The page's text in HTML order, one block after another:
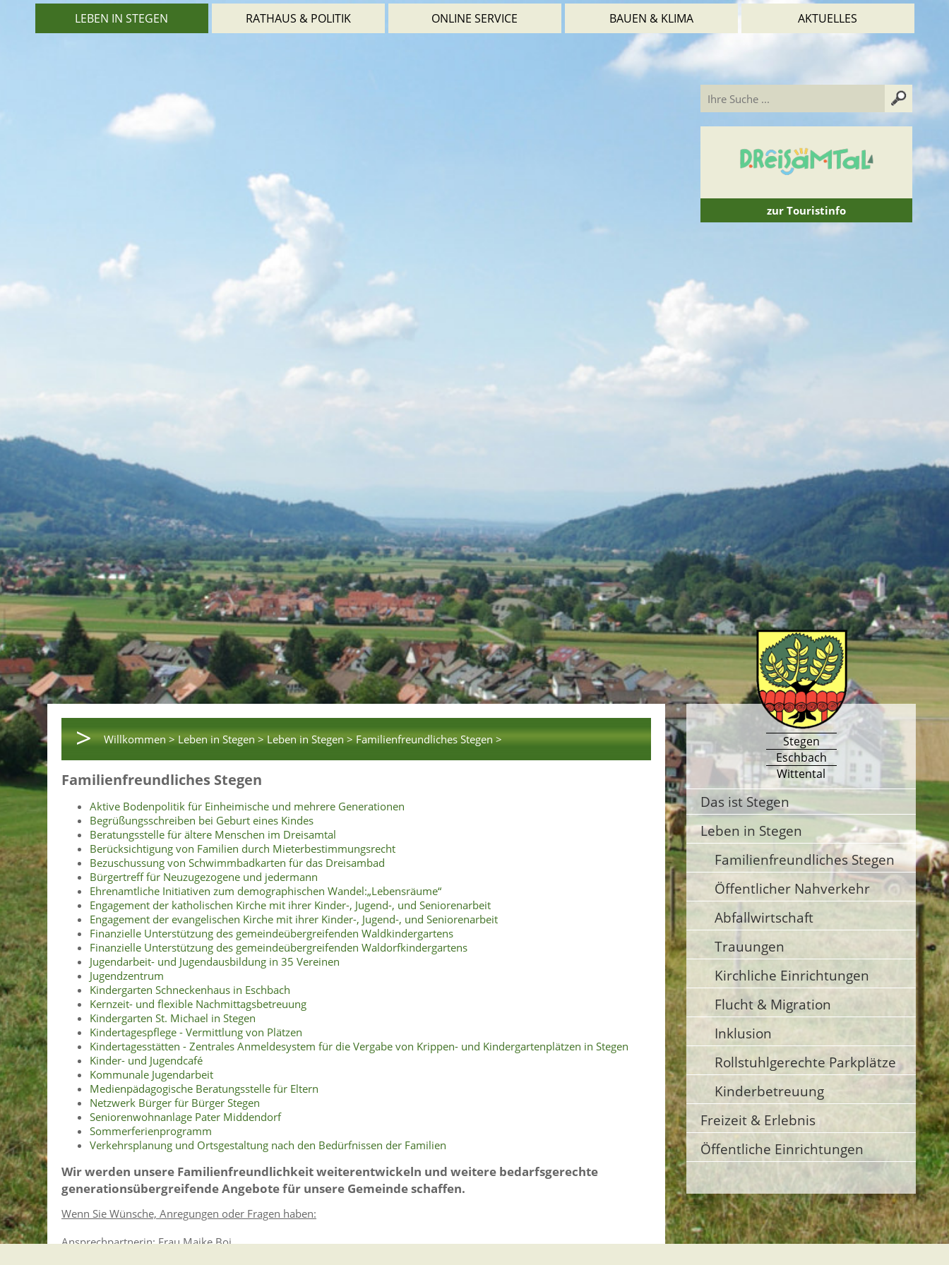
LEBEN IN STEGEN RATHAUS & POLITIK ONLINE SERVICE BAUEN & KLIMA AKTUELLES
zur Touristinfo
> Willkommen > Leben in Stegen > Leben in Stegen > Familienfreundliches Stegen >
Familienfreundliches Stegen
Aktive Bodenpolitik für Einheimische und mehrere Generationen
Begrüßungsschreiben bei Geburt eines Kindes
Beratungsstelle für ältere Menschen im Dreisamtal
Berücksichtigung von Familien durch Mieterbestimmungsrecht
Bezuschussung von Schwimmbadkarten für das Dreisambad
Bürgertreff für Neuzugezogene und jedermann
Ehrenamtliche Initiativen zum demographischen Wandel:„Lebensräume“
Engagement der katholischen Kirche mit ihrer Kinder-, Jugend-, und Seniorenarbeit
Engagement der evangelischen Kirche mit ihrer Kinder-, Jugend-, und Seniorenarbeit
Finanzielle Unterstützung des gemeindeübergreifenden Waldkindergartens
Finanzielle Unterstützung des gemeindeübergreifenden Waldorfkindergartens
Jugendarbeit- und Jugendausbildung in 35 Vereinen
Jugendzentrum
Kindergarten Schneckenhaus in Eschbach
Kernzeit- und flexible Nachmittagsbetreuung
Kindergarten St. Michael in Stegen
Kindertagespflege - Vermittlung von Plätzen
Kindertagesstätten - Zentrales Anmeldesystem für die Vergabe von Krippen- und Kindergartenplätzen in Stegen
Kinder- und Jugendcafé
Kommunale Jugendarbeit
Medienpädagogische Beratungsstelle für Eltern
Netzwerk Bürger für Bürger Stegen
Seniorenwohnanlage Pater Middendorf
Sommerferienprogramm
Verkehrsplanung und Ortsgestaltung nach den Bedürfnissen der Familien
Wir werden unsere Familienfreundlichkeit weiterentwickeln und weitere bedarfsgerechte
generationsübergreifende Angebote für unsere Gemeinde schaffen.
Wenn Sie Wünsche, Anregungen oder Fragen haben:
Ansprechpartnerin: Frau Maike Boi
Stegen
Eschbach
Wittental
Das ist Stegen
Leben in Stegen
Familienfreundliches Stegen
Öffentlicher Nahverkehr
Abfallwirtschaft
Trauungen
Kirchliche Einrichtungen
Flucht & Migration
Inklusion
Rollstuhlgerechte Parkplätze
Kinderbetreuung
Freizeit & Erlebnis
Öffentliche Einrichtungen